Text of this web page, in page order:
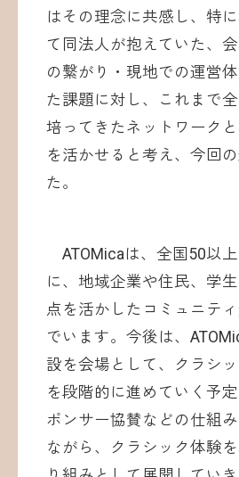
はその理念に共感し、特
て同法人が抱えていた、
の繋がり・現地での運営
た課題に対し、これまで
培ってきたネットワーク
を活かせると考え、今回
た。
ATOMicaは、全国50以
に、地域企業や住民、学
点を活かしたコミュニテ
でいます。今後は、
設を会場として、クラシ
を段階的に進めていく予
ポンサー協賛などの仕組
ながら、クラシック体験